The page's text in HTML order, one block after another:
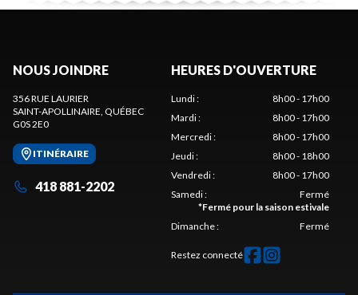
NOUS JOINDRE
356 RUE LAURIER
SAINT-APOLLINAIRE, QUÉBEC
G0S 2E0
ITINÉRAIRE
418 881-2202
HEURES D'OUVERTURE
Lundi:
8h00 - 17h00
Mardi:
8h00 - 17h00
Mercredi:
8h00 - 17h00
Jeudi:
8h00 - 18h00
Vendredi:
8h00 - 17h00
Samedi:
Fermé
*Fermé pour la saison estivale
Dimanche: Fermé
Restez connecté